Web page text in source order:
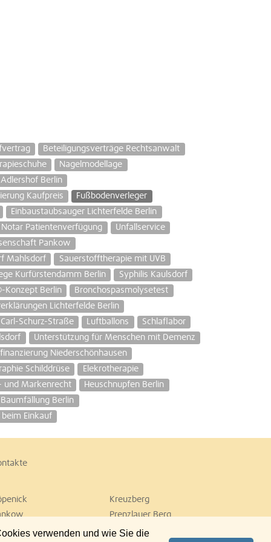
verwenden und wie Sie die
Beteiligungsverträge Rechtsanwalt
Nagelmodellage
Berlin
Kaufpreis
Fußbodenverleger
Einbaustaubsauger Lichterfelde Berlin
Notar Patientenverfügung
Unfallservice
Pankow
Mahlsdorf
Sauerstofftherapie mit UVB
Kurfürstendamm Berlin
Syphilis Kaulsdorf
Konzept Berlin
Bronchospasmolysetest
Lichterfelde Berlin
Schurz-Straße Luftballons
Schlaflabor
Unterstützung für Menschen mit Demenz
Niederschönhausen
Schilddrüse
Elekrotherapie
und Markenrecht
Heuschnupfen Berlin
Berlin
beim Einkauf
Kreuzberg
Prenzlauer Berg
Tiergarten